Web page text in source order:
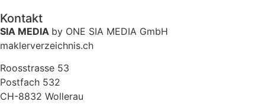
Kontakt
SIA MEDIA by ONE SIA MEDIA GmbH
maklerverzeichnis.ch
Roosstrasse 53
Postfach 532
CH-8832 Wollerau